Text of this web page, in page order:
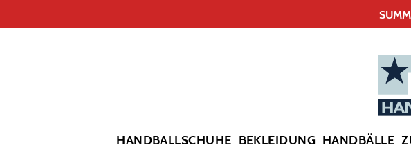
HANDBALLSCHUHE BEKLEIDUNG HANDBÄLLE